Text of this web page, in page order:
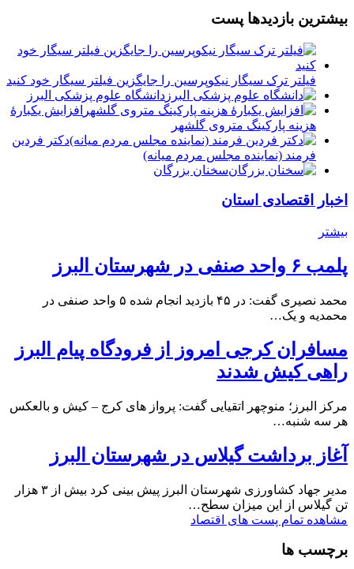
بیشترین بازدیدها پست
فیلتر ترک سیگار نیکوپرسین را جایگزین فیلتر سیگار خود کنید
دانشگاه علوم پزشکی البرز
افزایش یکبارۀ
هزینه پارکینگ متروی گلشهر
دكتر فردين
فرمند (نماينده مجلس مردم میانه)
سخنان بزرگان
اخبار اقتصادی استان
بیشتر
پلمب ۶ واحد صنفی در شهرستان البرز
محمد نصیری گفت: در ۴۵ بازدید انجام شده ۵ واحد صنفی در
محمدیه و یک…
مسافران کرجی امروز از فرودگاه پیام البرز
راهی کیش شدند
مرکز البرز؛ منوچهر اتقیایی گفت: پرواز های کرج – کیش و بالعکس
هر سه شنبه…
آغاز برداشت گیلاس در شهرستان البرز
مدیر جهاد کشاورزی شهرستان البرز پیش بینی کرد بیش از ۳ هزار
تن گیلاس از این میزان سطح…
مشاهده تمام پست های اقتصاد
برچسب ها